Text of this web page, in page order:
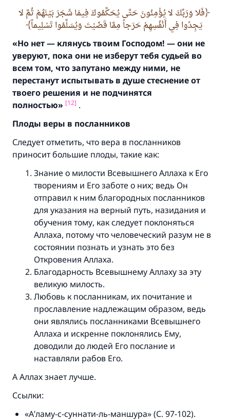
فَلا وَرَبِّكَ لا يُؤْمِنُونَ حَتَّى يُحَكِّمُوكَ فِيمَا شَجَرَ بَيْنَهُمْ ثُمَّ لا
يَجِدُوا فِي أَنْفُسِهِمْ حَرَجاً مِمَّا قَضَيْتَ وَيُسَلِّمُوا تَسْلِيماً
«Но нет — клянусь твоим Господом! — они не
уверуют, пока они не изберут тебя судьей во
всем том, что запутано между ними, не
перестанут испытывать в душе стеснение от
твоего решения и не подчинятся
полностью» [12] .
Плоды веры в посланников
Следует отметить, что вера в посланников
приносит большие плоды, такие как:
Знание о милости Всевышнего Аллаха к Его
творениям и Его заботе о них; ведь Он
отправил к ним благородных посланников
для указания на верный путь, назидания и
обучения тому, как следует поклоняться
Аллаха, потому что человеческий разум не в
состоянии познать и узнать это без
Откровения Аллаха.
Благодарность Всевышнему Аллаху за эту
великую милость.
Любовь к посланникам, их почитание и
прославление надлежащим образом, ведь
они являлись посланниками Всевышнего
Аллаха и искренне поклонялись Ему,
доводили до людей Его послание и
наставляли рабов Его.
А Аллах знает лучше.
Ссылки:
«А’ламу-с-суннати-ль-маншура» (С. 97-102).